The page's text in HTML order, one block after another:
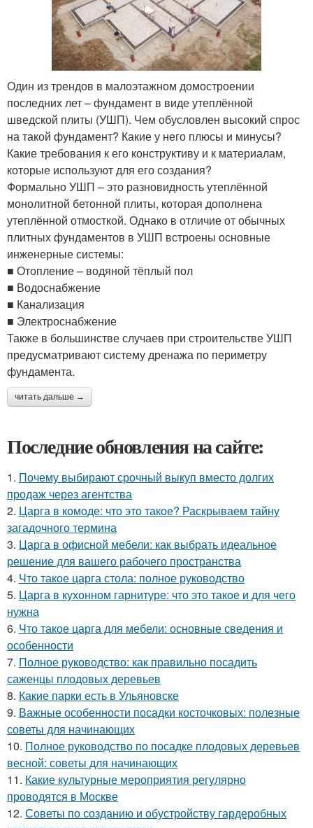
Один из трендов в малоэтажном домостроении
последних лет – фундамент в виде утеплённой
шведской плиты (УШП). Чем обусловлен высокий спрос
на такой фундамент? Какие у него плюсы и минусы?
Какие требования к его конструктиву и к материалам,
которые используют для его создания?
Формально УШП – это разновидность утеплённой
монолитной бетонной плиты, которая дополнена
утеплённой отмосткой. Однако в отличие от обычных
плитных фундаментов в УШП встроены основные
инженерные системы:
■ Отопление – водяной тёплый пол
■ Водоснабжение
■ Канализация
■ Электроснабжение
Также в большинстве случаев при строительстве УШП
предусматривают систему дренажа по периметру
фундамента.
читать дальше →
Последние обновления на сайте:
1. Почему выбирают срочный выкуп вместо долгих
продаж через агентства
2. Царга в комоде: что это такое? Раскрываем тайну
загадочного термина
3. Царга в офисной мебели: как выбрать идеальное
решение для вашего рабочего пространства
4. Что такое царга стола: полное руководство
5. Царга в кухонном гарнитуре: что это такое и для чего
нужна
6. Что такое царга для мебели: основные сведения и
особенности
7. Полное руководство: как правильно посадить
саженцы плодовых деревьев
8. Какие парки есть в Ульяновске
9. Важные особенности посадки косточковых: полезные
советы для начинающих
10. Полное руководство по посадке плодовых деревьев
весной: советы для начинающих
11. Какие культурные мероприятия регулярно
проводятся в Москве
12. Советы по созданию и обустройству гардеробных